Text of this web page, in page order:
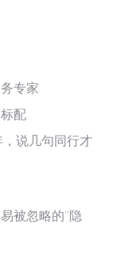
专家
配
说几句同行才
被忽略的“隐